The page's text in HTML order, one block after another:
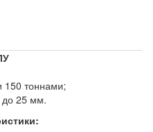
150 тоннами;
до 25 мм.